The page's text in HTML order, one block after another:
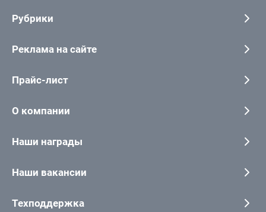
Рубрики
Реклама на сайте
Прайс-лист
О компании
Наши награды
Наши вакансии
Техподдержка